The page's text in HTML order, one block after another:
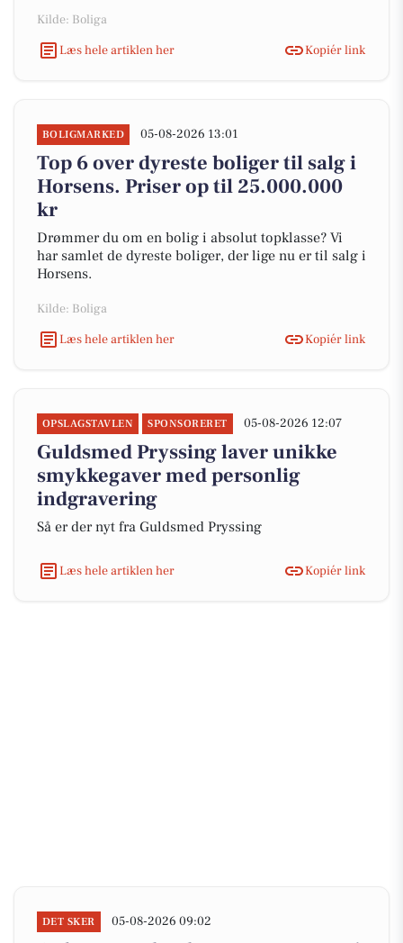
Kilde: Boliga
Læs hele artiklen her
Kopiér link
BOLIGMARKED 05-08-2026 13:01
Top 6 over dyreste boliger til salg i
Horsens. Priser op til 25.000.000
kr
Drømmer du om en bolig i absolut topklasse? Vi
har samlet de dyreste boliger, der lige nu er til salg i
Horsens.
Kilde: Boliga
Læs hele artiklen her
Kopiér link
OPSLAGSTAVLEN SPONSORERET 05-08-2026 12:07
Guldsmed Pryssing laver unikke
smykkegaver med personlig
indgravering
Så er der nyt fra Guldsmed Pryssing
Læs hele artiklen her Kopiér link
DET SKER 05-08-2026 09:02